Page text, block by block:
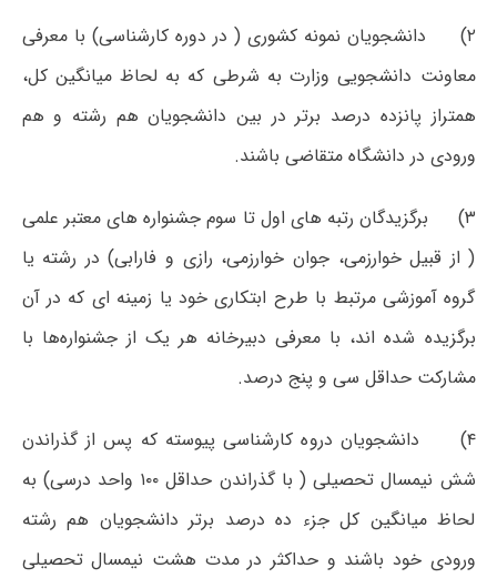
۲) دانشجویان نمونه کشوری ( در دوره کارشناسی) با معرفی
معاونت دانشجویی وزارت به شرطی که به لحاظ میانگین کل،
همتراز پانزده درصد برتر در بین دانشجویان هم رشته و هم
ورودی در دانشگاه متقاضی باشند.
۳) برگزیدگان رتبه های اول تا سوم جشنواره های معتبر علمی
( از قبیل خوارزمی، جوان خوارزمی، رازی و فارابی) در رشته یا
گروه آموزشی مرتبط با طرح ابتکاری خود یا زمینه ای که در آن
برگزیده شده اند، با معرفی دبیرخانه هر یک از جشنواره‌ها با
مشارکت حداقل سی و پنج درصد.
۴) دانشجویان دروه کارشناسی پیوسته که پس از گذراندن
شش نیمسال تحصیلی ( با گذراندن حداقل ۱۰۰ واحد درسی) به
لحاظ میانگین کل جزء ده درصد برتر دانشجویان هم رشته
ورودی خود باشند و حداکثر در مدت هشت نیمسال تحصیلی